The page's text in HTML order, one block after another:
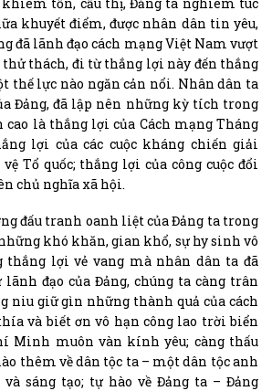
khuyết điểm, được nhân dân tin yêu,
đã lãnh đạo cách mạng Việt Nam vượt
thách, đi từ thắng lợi này đến thắng
thế lực nào ngăn cản nổi. Nhân dân ta
Đảng, đã lập nên những kỳ tích trong
là thắng lợi của Cách mạng Tháng
lợi của các cuộc kháng chiến giải
Tổ quốc; thắng lợi của công cuộc đổi
chủ nghĩa xã hội.
đấu tranh oanh liệt của Đảng ta trong
khó khăn, gian khổ, sự hy sinh vô
thắng lợi vẻ vang mà nhân dân ta đã
đạo của Đảng, chúng ta càng trân
niu giữ gìn những thành quả của cách
và biết ơn vô hạn công lao trời biển
Minh muôn vàn kính yêu; càng thấu
thêm về dân tộc ta – một dân tộc anh
sáng tạo; tự hào về Đảng ta – Đảng